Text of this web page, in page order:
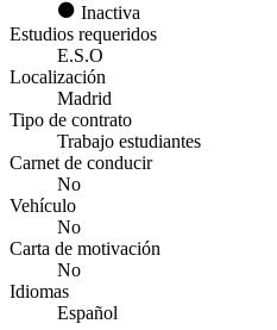
Inactiva
Estudios requeridos
E.S.O
Localización
Madrid
Tipo de contrato
Trabajo estudiantes
Carnet de conducir
No
Vehículo
No
Carta de motivación
No
Idiomas
Español